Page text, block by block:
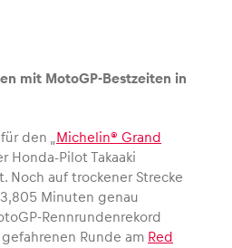
Alle anzeigen
mit MotoGP-Bestzeiten in
den „ Michelin® Grand
Honda-Pilot Takaaki
Noch auf trockener Strecke
Minuten genau
Rennrundenrekord
Runde am Red